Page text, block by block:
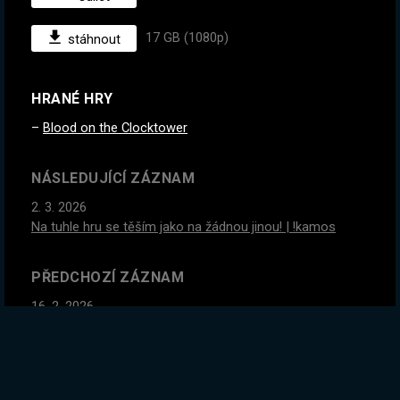
stáhnout 17 GB (1080p)
HRANÉ HRY
Blood on the Clocktower
NÁSLEDUJÍCÍ ZÁZNAM
2. 3. 2026
Na tuhle hru se těším jako na žádnou jinou! | !kamos
PŘEDCHOZÍ ZÁZNAM
16. 2. 2026